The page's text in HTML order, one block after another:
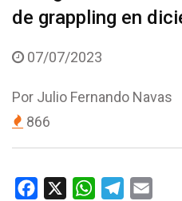
de grappling en
07/07/2023
Por Julio Fernando Navas
866
W